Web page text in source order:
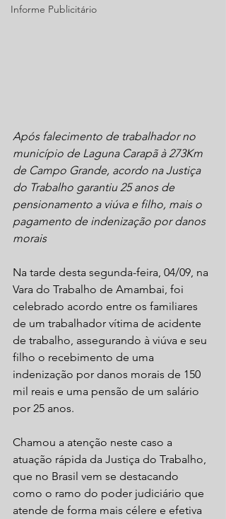
Informe Publicitário
Após falecimento de trabalhador no
município de Laguna Carapã à 273Km
de Campo Grande, acordo na Justiça
do Trabalho garantiu 25 anos de
pensionamento a viúva e filho, mais o
pagamento de indenização por danos
morais
Na tarde desta segunda-feira, 04/09, na
Vara do Trabalho de Amambai, foi
celebrado acordo entre os familiares
de um trabalhador vítima de acidente
de trabalho, assegurando à viúva e seu
filho o recebimento de uma
indenização por danos morais de 150
mil reais e uma pensão de um salário
por 25 anos.
Chamou a atenção neste caso a
atuação rápida da Justiça do Trabalho,
que no Brasil vem se destacando
como o ramo do poder judiciário que
atende de forma mais célere e efetiva